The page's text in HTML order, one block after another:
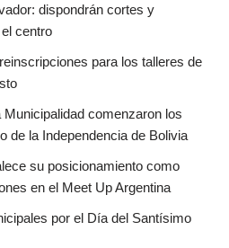
dispondrán cortes y
centro
para los talleres de
comenzaron los
de la Independencia de Bolivia
su posicionamiento como
en el Meet Up Argentina
por el Día del Santísimo